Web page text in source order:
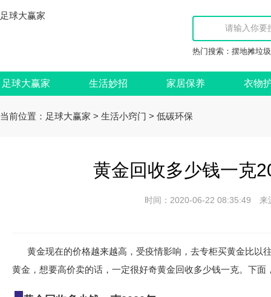
足球大赢家
热门搜索： 摆地摊垃
足球大赢家 生活妙招 家居保养 衣物
当前位置： 足球大赢家 > 生活小窍门 > 低碳环保
黄金回收多少钱一克
时间：2020-06-22 08:35:49
黄金现在的价格越来越高，受疫情影响，去专柜买黄金比以
黄金，想要高价卖的话，一定很好奇黄金回收多少钱一克。下